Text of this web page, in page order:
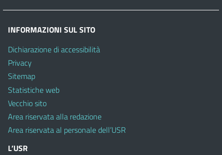
INFORMAZIONI SUL SITO
Dichiarazione di accessibilità
Privacy
Sitemap
Statistiche web
Vecchio sito
Area riservata alla redazione
Area riservata al personale dell’USR
L’USR